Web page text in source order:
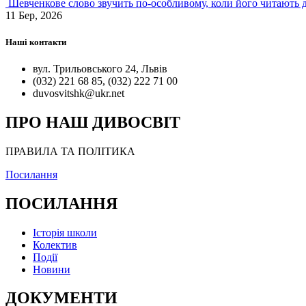
Шевченкове слово звучить по-особливому, коли його читають
11 Бер, 2026
Наші контакти
вул. Трильовського 24, Львів
(032) 221 68 85, (032) 222 71 00
duvosvitshk@ukr.net
ПРО НАШ ДИВОСВІТ
ПРАВИЛА ТА ПОЛІТИКА
Посилання
ПОСИЛАННЯ
Історія школи
Колектив
Події
Новини
ДОКУМЕНТИ